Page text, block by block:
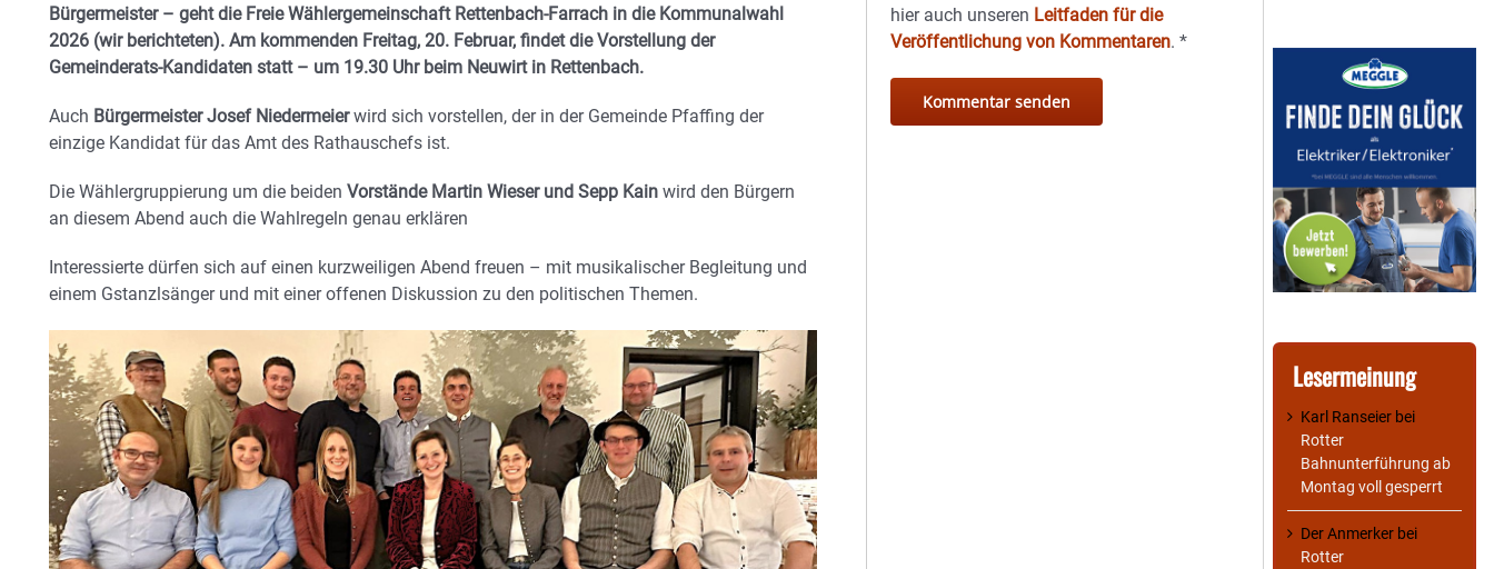
Bürgermeister – geht die Freie Wählergemeinschaft Rettenbach-Farrach in die Kommunalwahl
2026 (wir berichteten). Am kommenden Freitag, 20. Februar, findet die Vorstellung der
Gemeinderats-Kandidaten statt – um 19.30 Uhr beim Neuwirt in Rettenbach.
Auch Bürgermeister Josef Niedermeierwird sich vorstellen, der in der Gemeinde Pfaffing der
einzige Kandidat für das Amt des Rathauschefs ist.
Die Wählergruppierung um die beiden Vorstände Martin Wieser und Sepp Kain wird den Bürgern
an diesem Abend auch die Wahlregeln genau erklären
Interessierte dürfen sich auf einen kurzweiligen Abend freuen – mit musikalischer Begleitung und
einem Gstanzlsänger und mit einer offenen Diskussion zu den politischen Themen.
hier auch unseren Leitfaden für die
Veröffentlichung von Kommentaren.*
Lesermeinung
Karl Ranseier bei
Rotter
Bahnunterführung ab
Montag voll gesperrt
Der Anmerker bei
Rotter